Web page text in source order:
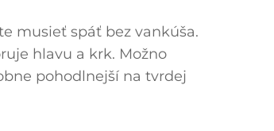
musieť spáť bez vankúša.
hlavu a krk. Možno
pohodlnejší na tvrdej